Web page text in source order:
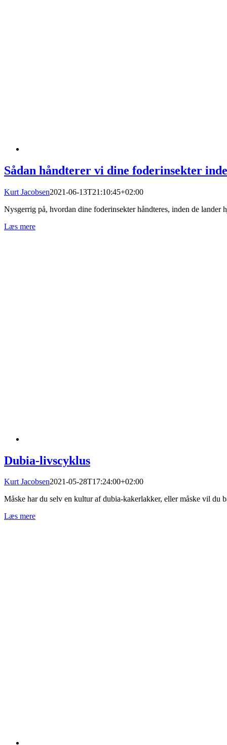
Sådan håndterer vi dine foderinsekter
Kurt Jacobsen2021-06-13T21:10:45+02:00
Nysgerrig på, hvordan dine foderinsekter håndteres, inden de
Læs mere
Dubia-livscyklus
Kurt Jacobsen2021-05-28T17:24:00+02:00
Måske har du selv en kultur af dubia-kakerlakker, eller måske vil du
Læs mere